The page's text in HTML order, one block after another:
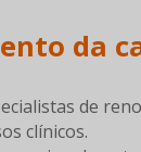
da
de
clínicos.